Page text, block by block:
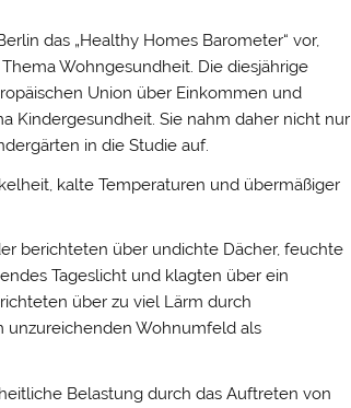
das „Healthy Homes Barometer“ vor,
Wohngesundheit. Die diesjährige
Union über Einkommen und
Kindergesundheit. Sie nahm daher nicht nur
in die Studie auf.
kalte Temperaturen und übermäßiger
berichteten über undichte Dächer, feuchte
Tageslicht und klagten über ein
über zu viel Lärm durch
unzureichenden Wohnumfeld als
Belastung durch das Auftreten von